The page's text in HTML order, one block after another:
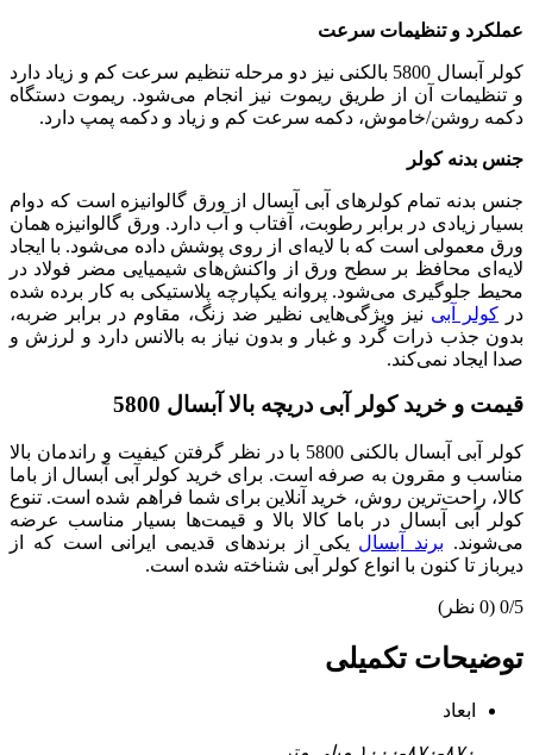
عملکرد و تنظیمات سرعت
کولر آبسال 5800 بالکنی نیز دو مرحله تنظیم سرعت کم و زیاد دارد
و تنظیمات آن از طریق ریموت نیز انجام می‌شود. ریموت دستگاه
دکمه روشن/خاموش، دکمه سرعت کم و زیاد و دکمه پمپ دارد.
جنس بدنه کولر
جنس بدنه تمام کولرهای آبی آبسال از ورق گالوانیزه است که دوام
بسیار زیادی در برابر رطوبت، آفتاب و آب دارد. ورق گالوانیزه همان
ورق معمولی است که با لایه‌ای از روی پوشش داده می‌شود. با ایجاد
لایه‌ای محافظ بر سطح ورق از واکنش‌های شیمیایی مضر فولاد در
محیط جلوگیری می‌شود. پروانه یکپارچه پلاستیکی به کار برده شده
در کولر آبی نیز ویژگی‌هایی نظیر ضد زنگ، مقاوم در برابر ضربه،
بدون جذب ذرات گرد و غبار و بدون نیاز به بالانس دارد و لرزش و
صدا ایجاد نمی‌کند.
قیمت و خرید کولر آبی دریچه بالا آبسال 5800
کولر آبی آبسال بالکنی 5800 با در نظر گرفتن کیفیت و راندمان بالا
مناسب و مقرون به صرفه است. برای خرید کولر آبی آبسال از باما
کالا، راحت‌ترین روش، خرید آنلاین برای شما فراهم شده است. تنوع
کولر آبی آبسال در باما کالا بالا و قیمت‌ها بسیار مناسب عرضه
می‌شوند. برند آبسال یکی از برندهای قدیمی ایرانی است که از
دیرباز تا کنون با انواع کولر آبی شناخته شده است.
0/5 (0 نظر)
توضیحات تکمیلی
ابعاد